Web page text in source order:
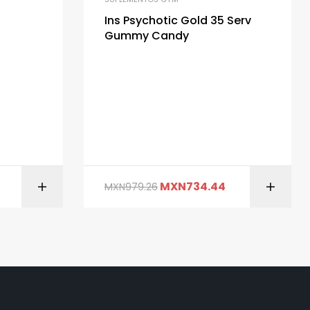
AÑADIR AL CARRITO
Ins Psychotic Gold 35 Serv
Gummy Candy
MXN979.26 MXN734.44